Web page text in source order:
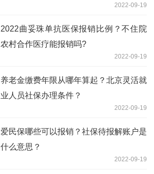
2022-09-19
2022曲妥珠单抗医保报销比例？不住院
农村合作医疗能报销吗?
2022-09-19
养老金缴费年限从哪年算起？北京灵活就
业人员社保办理条件？
2022-09-19
爱民保哪些可以报销？社保待报解账户是
什么意思？
2022-09-19